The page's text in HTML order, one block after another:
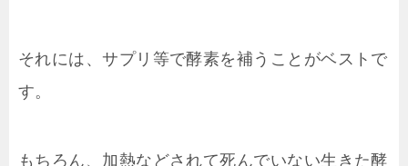
それには、サプリ等で酵素を補うことがベストで
す。
もちろん、加熱などされて死んでいない生きた酵